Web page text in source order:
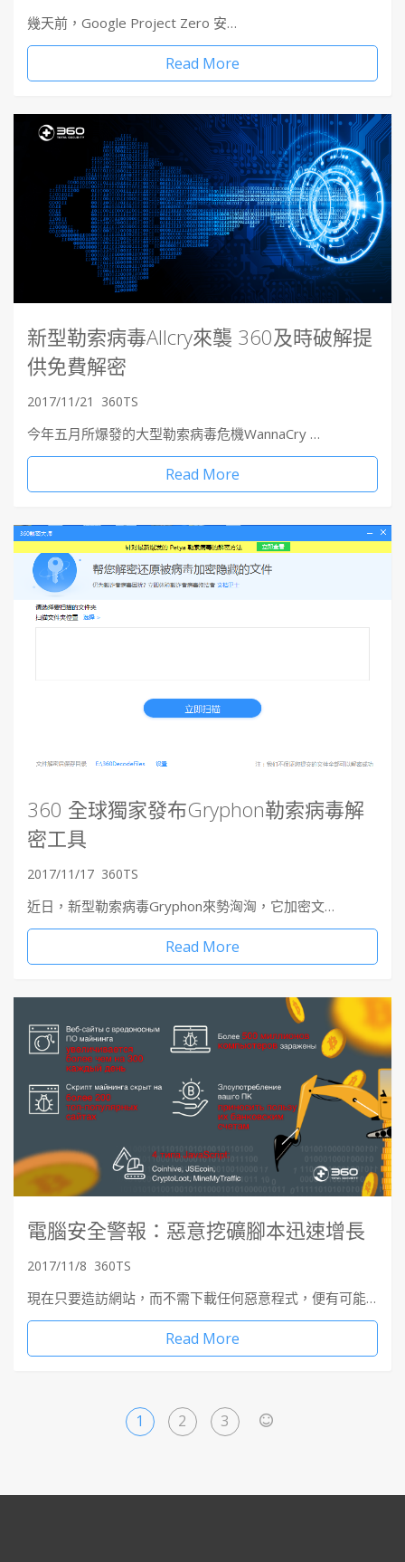
幾天前，Google Project Zero 安…
Read More
新型勒索病毒Allcry來襲 360及時破解提
供免費解密
2017/11/21 360TS
今年五月所爆發的大型勒索病毒危機WannaCry …
Read More
360 全球獨家發布Gryphon勒索病毒解
密工具
2017/11/17 360TS
近日，新型勒索病毒Gryphon來勢洶洶，它加密文…
Read More
電腦安全警報：惡意挖礦腳本迅速增長
2017/11/8 360TS
現在只要造訪網站，而不需下載任何惡意程式，便有可能…
Read More
1 2 3